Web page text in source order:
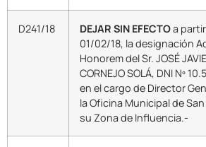
D241/18 DEJAR SIN EFECTOa
01/02/18, la designación
Honorem del Sr. JOSÉ
CORNEJO SOLÁ, DNI Nº
en el cargo de Director
la Oficina Municipal de
su Zona de Influencia.-